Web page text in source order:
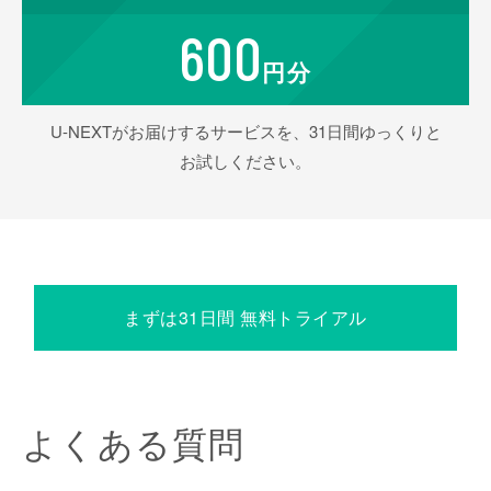
600円分
U-NEXTがお届けするサービスを、31日間ゆっくりと
お試しください。
まずは31日間 無料トライアル
よくある質問